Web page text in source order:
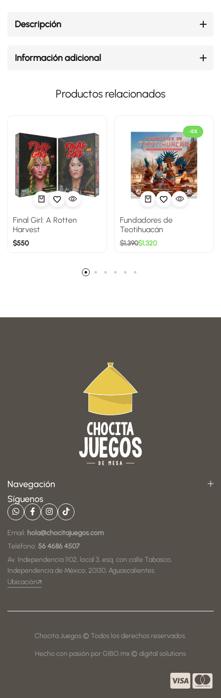
Descripción
Información adicional
Productos relacionados
Final Girl: A Rotten
Harvest
$550
-5%
Fundadores de
Teotihuacán
$1,390$1,320
Navegación
Síguenos
Email: hola@chocitajuegos.com
Teléfono: 56 4686 4507
Av. Independencia 1102, local 3, esq. con calle Tabasco,
Independencia de México, 20130, Aguascalientes
Ubicación
Chocita Juegos © Todos los derechos reservados.
Hecho con pasión por GIBO.mx © digital solutions